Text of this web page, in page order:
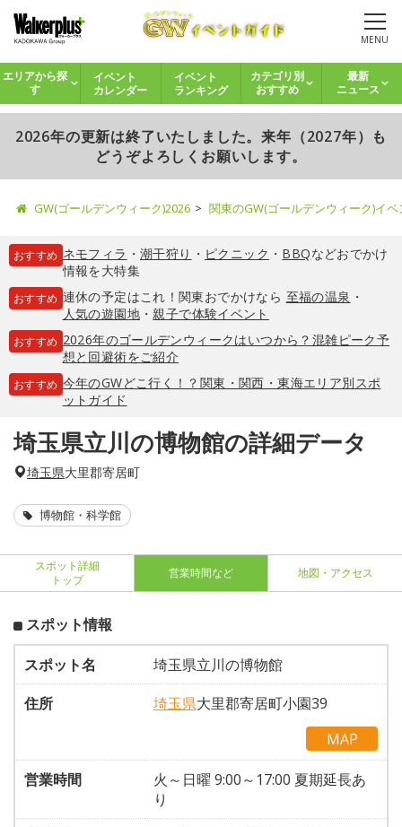
MENU
エリアから探
す
イベント
カレンダー
イベント
ランキング
カテゴリ別
おすすめ
最新
ニュース
2026年の更新は終了いたしました。来年（2027年）も
どうぞよろしくお願いします。
GW(ゴールデンウィーク)2026 関東のGW(ゴールデンウィーク)イ
おすすめ ネモフィラ ・ 潮干狩り ・ ピクニック ・ BBQなどおでかけ
情報を大特集
おすすめ 連休の予定はこれ！関東おでかけなら 至福の温泉 ・
人気の遊園地・親子で体験イベント
おすすめ 2026年のゴールデンウィークはいつから？混雑ピーク予
想と回避術をご紹介
おすすめ 今年のGWどこ行く！？関東・関西・東海エリア別スポ
ットガイド
埼玉県立川の博物館の詳細データ
埼玉県大里郡寄居町
博物館・科学館
スポット詳細
トップ
営業時間など 地図・アクセス
スポット情報
スポット名
埼玉県立川の博物館
住所
埼玉県大里郡寄居町小園39
MAP
営業時間
火～日曜 9:00～17:00 夏期延長あ
り